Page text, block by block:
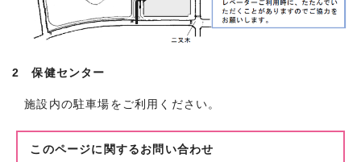
2 保健センター
施設内の駐車場をご利用ください。
このページに関する お問い合わせ